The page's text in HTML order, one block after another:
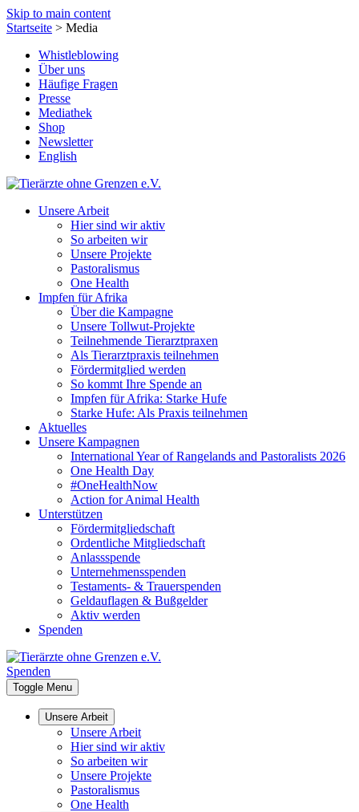
Skip to main content
Startseite > Media
Whistleblowing
Über uns
Häufige Fragen
Presse
Mediathek
Shop
Newsletter
English
Unsere Arbeit
Hier sind wir aktiv
So arbeiten wir
Unsere Projekte
Pastoralismus
One Health
Impfen für Afrika
Über die Kampagne
Unsere Tollwut-Projekte
Teilnehmende Tierarztpraxen
Als Tierarztpraxis teilnehmen
Fördermitglied werden
So kommt Ihre Spende an
Impfen für Afrika: Starke Hufe
Starke Hufe: Als Praxis teilnehmen
Aktuelles
Unsere Kampagnen
International Year of Rangelands and Pastoralists 2026
One Health Day
#OneHealthNow
Action for Animal Health
Unterstützen
Fördermitgliedschaft
Ordentliche Mitgliedschaft
Anlassspende
Unternehmensspenden
Testaments- & Trauerspenden
Geldauflagen & Bußgelder
Aktiv werden
Spenden
Spenden
Toggle Menu
Unsere Arbeit
Unsere Arbeit
Hier sind wir aktiv
So arbeiten wir
Unsere Projekte
Pastoralismus
One Health